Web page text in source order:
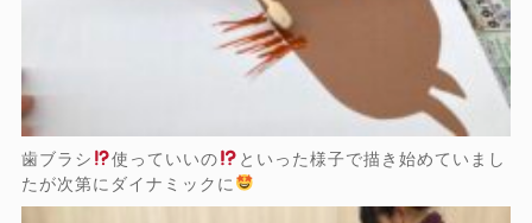
歯ブラシ 使っていいの
といった様子で描き始めていまし
たが次第にダイナミックに